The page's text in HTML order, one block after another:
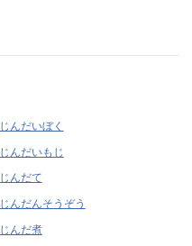
じんだいぼく
じんだいもじ
じんだて
じんだんそうぞう
じんだ煮